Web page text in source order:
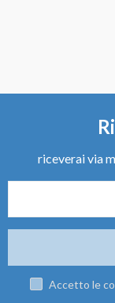
riceverai via
Accetto le